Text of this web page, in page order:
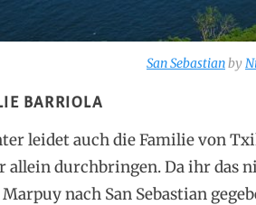
San Sebastianby
BARRIOLA
leidet auch die Familie von
allein durchbringen. Da ihr das
nach San Sebastian